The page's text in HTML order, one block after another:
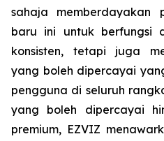
sahaja memberdayakan
baru ini untuk berfungsi
konsisten, tetapi juga
yang boleh dipercayai
pengguna di seluruh
yang boleh dipercayai
premium, EZVIZ